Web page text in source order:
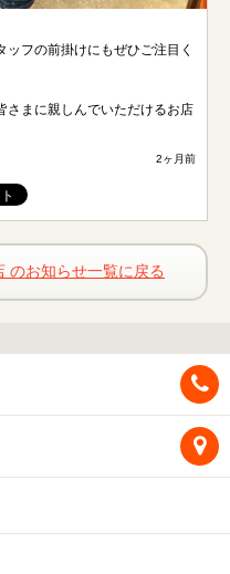
フの前掛けにもぜひご注目く
さまに親しんでいただけるお店
2ヶ月前
のお知らせ一覧に戻る